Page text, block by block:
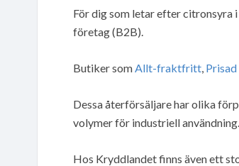
För dig som letar efter citronsyra
företag (B2B).
Butiker som Allt-fraktfritt Prisad
Dessa återförsäljare har olika
volymer för industriell användning.
Hos Kryddlandet finns även ett